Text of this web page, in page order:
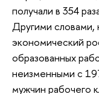
получали в 354
Другими словами,
экономический
образованных
неизменными с
мужчин рабочего